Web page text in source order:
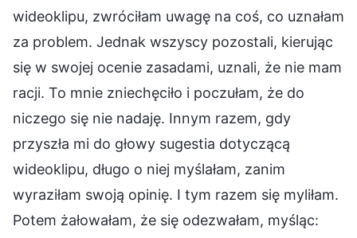
wideoklipu, zwróciłam uwagę na coś, co uznałam
za problem. Jednak wszyscy pozostali, kierując
się w swojej ocenie zasadami, uznali, że nie mam
racji. To mnie zniechęciło i poczułam, że do
niczego się nie nadaję. Innym razem, gdy
przyszła mi do głowy sugestia dotyczącą
wideoklipu, długo o niej myślałam, zanim
wyraziłam swoją opinię. I tym razem się myliłam.
Potem żałowałam, że się odezwałam, myśląc: